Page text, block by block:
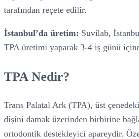
tarafından reçete edilir.
İstanbul’da üretim: Suvilab,
TPA üretimi yaparak 3-4 iş günü
TPA Nedir?
Trans Palatal Ark (TPA), üst
dişini damak üzerinden birbirine
ortodontik destekleyici apareydir.